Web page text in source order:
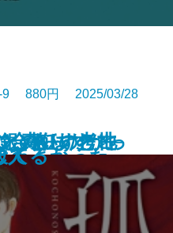
へ
！
ぶれます！─
香の診断─
責任の考古
ゃよかった
合格したかっ
逆転─
9 880円 2025/03/28
のいすと地
てる
人